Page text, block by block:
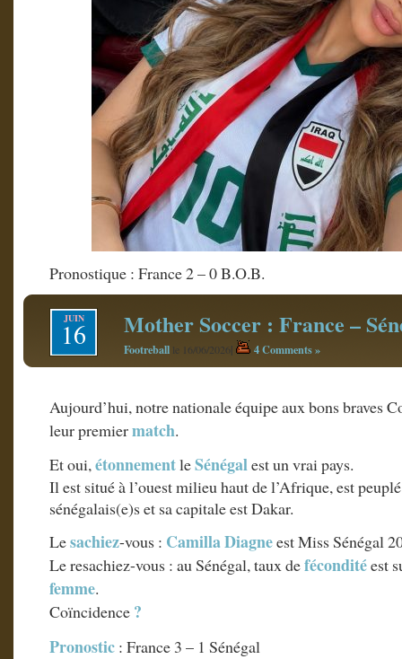
Pronostique : France 2 – 0 B.O.B.
JUIN
16 Mother Soccer : France –
Footreball le 16/06/2026| 4 Comments »
Aujourd’hui, notre nationale équipe aux bons braves
leur premiermatch.
Et oui,étonnementleSénégalest un vrai pays.
Il est situé à l’ouest milieu haut de l’Afrique, est
sénégalais(e)s et sa capitale est Dakar.
Lesachiez-vous : Camilla Diagneest Miss Sénégal
Le resachiez-vous : au Sénégal, taux deféconditéest
femme.
Coïncidence ?
Pronostic : France 3 – 1 Sénégal